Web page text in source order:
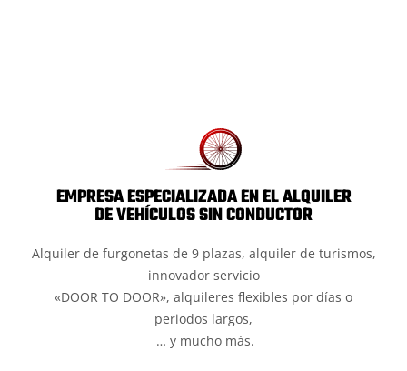
EMPRESA ESPECIALIZADA EN EL ALQUILER
DE VEHÍCULOS SIN CONDUCTOR
Alquiler de furgonetas de 9 plazas, alquiler de turismos,
innovador servicio
«DOOR TO DOOR», alquileres flexibles por días o
periodos largos,
… y mucho más.